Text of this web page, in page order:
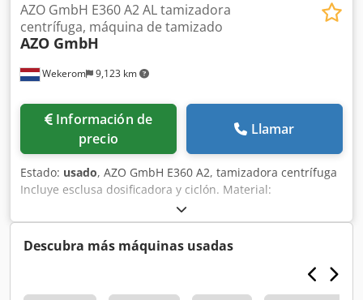
Wekerom 9,123 km
AZO GmbH E360 A2 AL tamizadora
centrífuga, máquina de tamizado
AZO GmbH
Información de
precio
Llamar
Estado: usado, AZO GmbH E360 A2, tamizadora centrífuga
Incluye esclusa dosificadora y ciclón. Material:
aluminio/acero. Opcional con diversos repuestos. Dcsdpfx
Aezc N A Ejpnok No incluye control eléctrico. 2 unidades
en stock. Consulte nuestros otros anuncios. VMA Wekerom.
Descubra más máquinas usadas